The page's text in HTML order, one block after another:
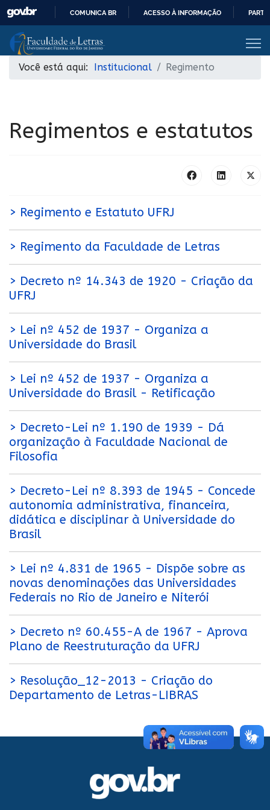
COMUNICA BR ACESSO À INFORMAÇÃO
Você está aqui: Institucional Regimento
Regimentos e estatutos
> Regimento e Estatuto UFRJ
> Regimento da Faculdade de Letras
> Decreto nº 14.343 de 1920 - Criação da
UFRJ
> Lei nº 452 de 1937 - Organiza a
Universidade do Brasil
> Lei nº 452 de 1937 - Organiza a
Universidade do Brasil - Retificação
> Decreto-Lei nº 1.190 de 1939 - Dá
organização à Faculdade Nacional de
Filosofia
> Decreto-Lei nº 8.393 de 1945 - Concede
autonomia administrativa, financeira,
didática e disciplinar à Universidade do
Brasil
> Lei nº 4.831 de 1965 - Dispõe sobre as
novas denominações das Universidades
Federais no Rio de Janeiro e Niterói
> Decreto nº 60.455-A de 1967 - Aprova
Plano de Reestruturação da UFRJ
> Resolução_12-2013 - Criação do
Departamento de Letras-LIBRAS